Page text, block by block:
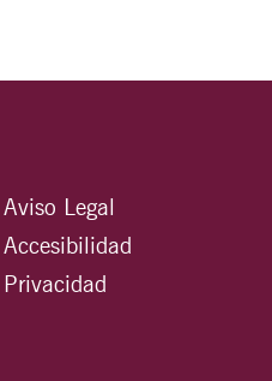
Aviso Legal
Accesibilidad
Privacidad